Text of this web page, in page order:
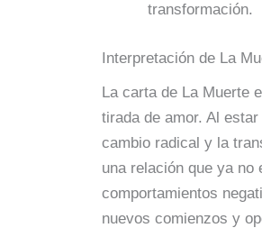
transformación.
Interpretación de La
La carta de La Muerte
tirada de amor. Al
cambio radical y la
una relación que ya no
comportamientos
nuevos comienzos y